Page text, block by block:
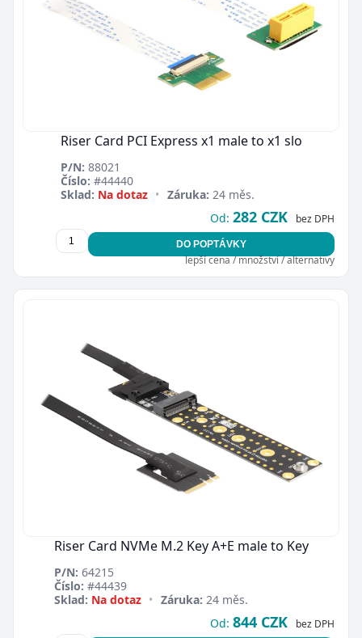
Riser Card PCI Express x1 male to x1 slo
P/N: 88021
Číslo: #44440
Sklad: Na dotaz • Záruka: 24 měs.
Od: 282 CZK bez DPH
DO POPTÁVKY
lepší cena / množství / alternativy
Riser Card NVMe M.2 Key A+E male to Key
P/N: 64215
Číslo: #44439
Sklad: Na dotaz • Záruka: 24 měs.
Od: 844 CZK bez DPH